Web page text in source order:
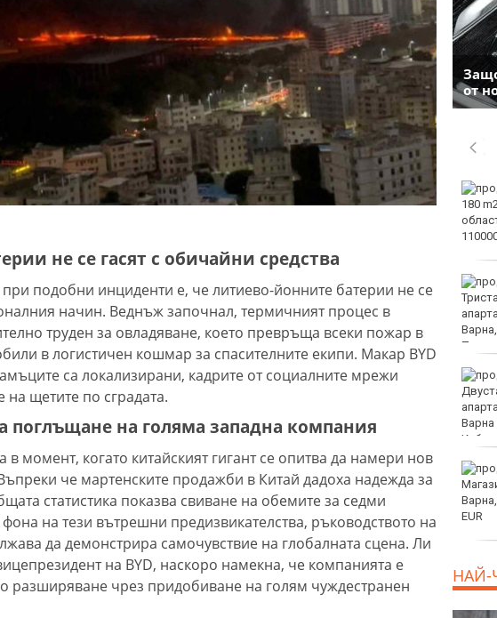
не се гасят с обичайни средства
подобни инциденти е, че литиево-йонните батерии не се
начин. Веднъж започнал, термичният процес в
труден за овладяване, което превръща всеки пожар в
в логистичен кошмар за спасителните екипи. Макар BYD
са локализирани, кадрите от социалните мрежи
щетите по сградата.
поглъщане на голяма западна компания
в момент, когато китайският гигант се опитва да намери нов
че мартенските продажби в Китай дадоха надежда за
статистика показва свиване на обемите за седми
на тези вътрешни предизвикателства, ръководството на
да демонстрира самочувствие на глобалната сцена. Ли
на BYD, наскоро намекна, че компанията е
разширяване чрез придобиване на голям чуждестранен
от
Тъжна вест! Почина
голямо име в
Златото стигна до 4295
долара за унция
Във Варна наградиха
Нови правила пратиха
рекорд на Карлос
Насар в историята
НАЙ-